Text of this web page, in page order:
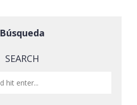
Búsqueda
SEARCH